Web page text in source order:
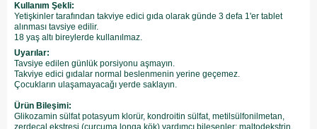
Kullanım Şekli:
Yetişkinler tarafından takviye edici gıda olarak günde 3 defa 1'er tablet
alınması tavsiye edilir.
18 yaş altı bireylerde kullanılmaz.
Uyarılar:
Tavsiye edilen günlük porsiyonu aşmayın.
Takviye edici gıdalar normal beslenmenin yerine geçemez.
Çocukların ulaşamayacağı yerde saklayın.
Ürün Bileşimi:
Glikozamin sülfat potasyum klorür, kondroitin sülfat, metilsülfonilmetan,
zerdeçal ekstresi (curcuma longa,kök) yardımcı bileşenler: maltodekstrin,